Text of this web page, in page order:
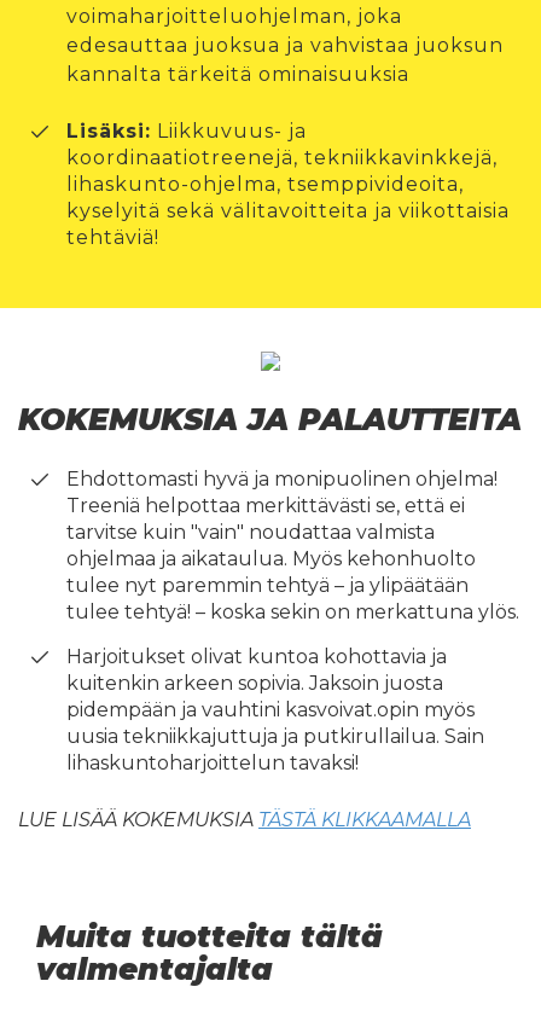
voimaharjoitteluohjelman, joka
edesauttaa juoksua ja vahvistaa juoksun
kannalta tärkeitä ominaisuuksia
Lisäksi: Liikkuvuus- ja
koordinaatiotreenejä, tekniikkavinkkejä,
lihaskunto-ohjelma, tsemppivideoita,
kyselyitä sekä välitavoitteita ja viikottaisia
tehtäviä!
KOKEMUKSIA JA PALAUTTEITA
Ehdottomasti hyvä ja monipuolinen ohjelma!
Treeniä helpottaa merkittävästi se, että ei
tarvitse kuin "vain" noudattaa valmista
ohjelmaa ja aikataulua. Myös kehonhuolto
tulee nyt paremmin tehtyä – ja ylipäätään
tulee tehtyä! – koska sekin on merkattuna ylös.
Harjoitukset olivat kuntoa kohottavia ja
kuitenkin arkeen sopivia. Jaksoin juosta
pidempään ja vauhtini kasvoivat.opin myös
uusia tekniikkajuttuja ja putkirullailua. Sain
lihaskuntoharjoittelun tavaksi!
LUE LISÄÄ KOKEMUKSIA TÄSTÄ KLIKKAAMALLA
Muita tuotteita tältä
valmentajalta